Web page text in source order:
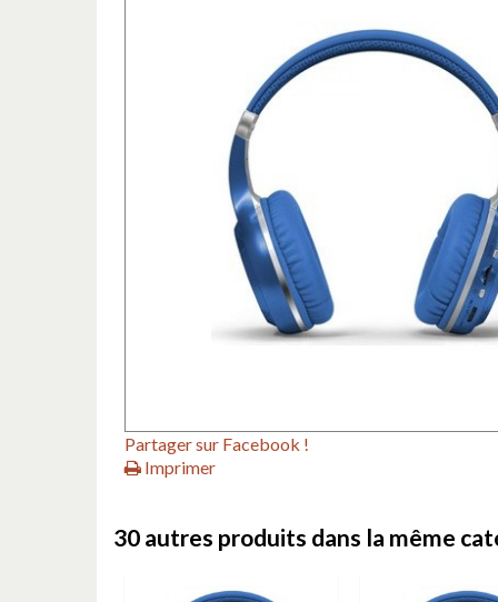
Partager sur Facebook !
Imprimer
30 autres produits dans la même